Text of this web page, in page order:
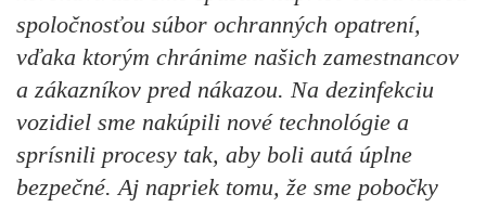
spoločnosťou súbor ochranných opatrení,
vďaka ktorým chránime našich zamestnancov
a zákazníkov pred nákazou. Na dezinfekciu
vozidiel sme nakúpili nové technológie a
sprísnili procesy tak, aby boli autá úplne
bezpečné. Aj napriek tomu, že sme pobočky